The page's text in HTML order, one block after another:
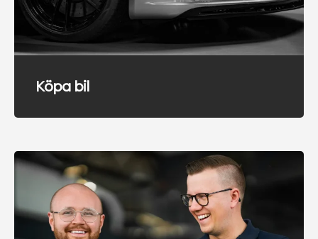
Köpa bil